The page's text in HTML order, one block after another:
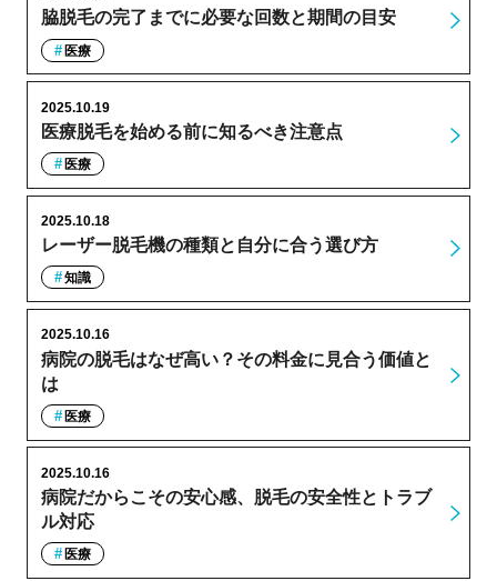
脇脱毛の完了までに必要な回数と期間の目安
医療
医療脱毛を始める前に知るべき注意点
2025.10.19
医療
レーザー脱毛機の種類と自分に合う選び方
2025.10.18
知識
病院の脱毛はなぜ高い？その料金に見合う価値と
は
2025.10.16
医療
病院だからこその安心感、脱毛の安全性とトラブ
ル対応
2025.10.16
医療